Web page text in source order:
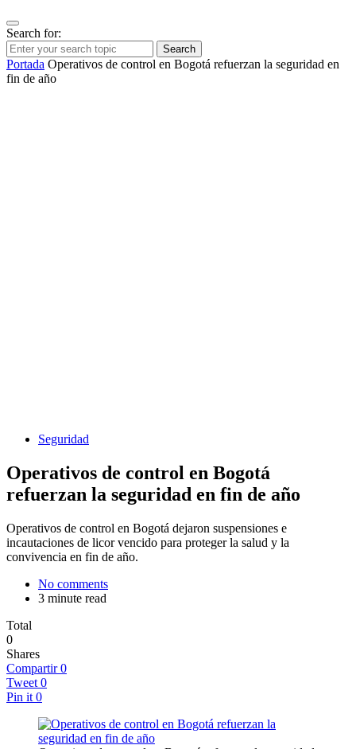
Search for:
Search
Portada Operativos de control en Bogotá refuerzan la seguridad en
fin de año
Seguridad
Operativos de control en Bogotá
refuerzan la seguridad en fin de año
Operativos de control en Bogotá dejaron suspensiones e
incautaciones de licor vencido para proteger la salud y la
convivencia en fin de año.
No comments
3 minute read
Total
0
Shares
Compartir 0
Tweet 0
Pin it 0